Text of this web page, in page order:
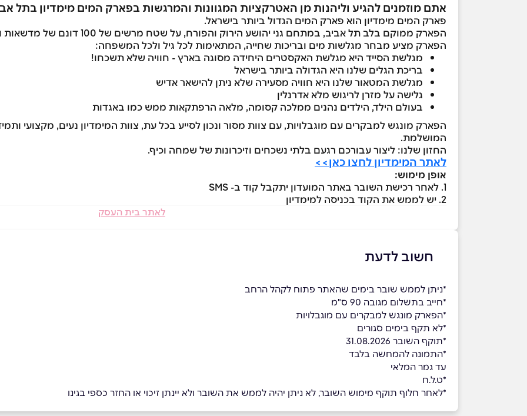
אתם מוזמנים להגיע וליהנות מן האטרקציות המגוונות והמרגשות בפארק המים מימדיון בתל
פארק המים מימדיון הוא פארק המים הגדול ביותר בישראל.
הפארק ממוקם בלב תל אביב, במתחם גני יהושע הירוק והפורח, על שטח מרשים של 100 דונם של מדשאות ופינות ישיבה מטופחות.
הפארק מציע מבחר מגלשות מים ובריכות שחייה, המתאימות לכל גיל ולכל המשפחה:
מגלשת הסייד היא מגלשת האקסטרים היחידה מסוגה בארץ - חוויה שלא תשכחו!
בריכת הגלים שלנו היא הגדולה ביותר בישראל
מגלשת המטאור שלנו היא חוויה מסעירה שלא ניתן להישאר אדיש
גלישה על מזרן לריגוש מלא אדרנלין
בעולם הילד, הילדים נהנים ממלכה קסומה, מלאה הרפתקאות ממש כמו באגדות
הפארק מונגש למבקרים עם מוגבלויות, עם צוות מסור ונכון לסייע בכל עת, צוות המימדיון נעים, מקצועי
המושלמת.
החזון שלנו: ליצור עבורכם רגעם בלתי נשכחים וזיכרונות של שמחה וכיף.
לאתר המימדיון לחצו כאן>>
אופן מימוש:
1. לאחר רכישת השובר באתר המועדון יתקבל קוד ב- SMS
2. יש לממש את הקוד בכניסה למימדיון
לאתר בית העסק
חשוב לדעת
*ניתן לממש שובר בימים שהאתר פתוח לקהל הרחב
*חייב בתשלום מגובה 90 ס"מ
*הפארק מונגש למבקרים עם מוגבלויות
*לא תקף בימים סגורים
*תוקף השובר 31.08.2026
*התמונה להמחשה בלבד
עד גמר המלאי
*ט.ל.ח
*לאחר חלוף תוקף מימוש השובר, לא ניתן יהיה לממש את השובר ולא יינתן זיכוי או החזר כספי בגינו